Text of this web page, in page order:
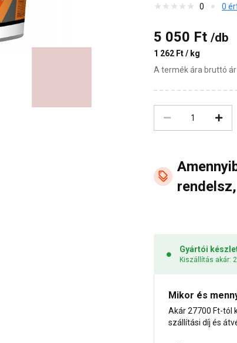
0
0
5 050 Ft /db
1 262 Ft / kg
A termék ára bruttó
Gyártói
Kiszállítás akár:
Mikor és
Akár 27700 Ft-tól
szállítási díj és